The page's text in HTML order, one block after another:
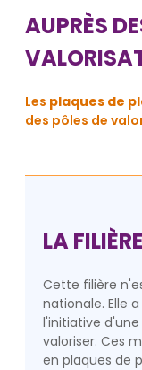
AUPRÈS
Les plaques de
des pôles de
LA FILIÈRE
Cette filière
nationale. Elle
l'initiative
valoriser. Ces
en plaques de